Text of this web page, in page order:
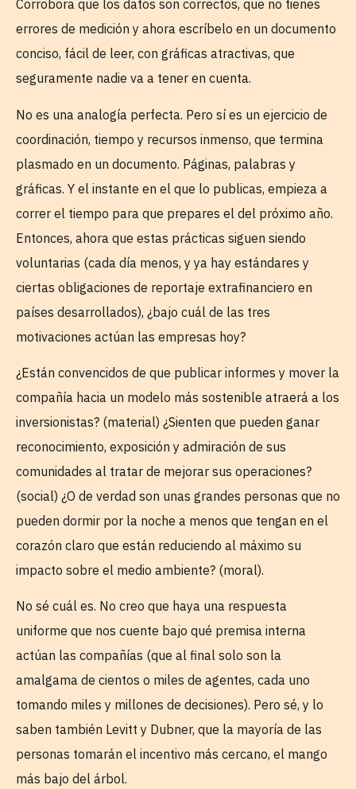
Corrobora que los datos son correctos, que no tienes
errores de medición y ahora escríbelo en un documento
conciso, fácil de leer, con gráficas atractivas, que
seguramente nadie va a tener en cuenta.
No es una analogía perfecta. Pero sí es un ejercicio de
coordinación, tiempo y recursos inmenso, que termina
plasmado en un documento. Páginas, palabras y
gráficas. Y el instante en el que lo publicas, empieza a
correr el tiempo para que prepares el del próximo año.
Entonces, ahora que estas prácticas siguen siendo
voluntarias (cada día menos, y ya hay estándares y
ciertas obligaciones de reportaje extrafinanciero en
países desarrollados), ¿bajo cuál de las tres
motivaciones actúan las empresas hoy?
¿Están convencidos de que publicar informes y mover la
compañía hacia un modelo más sostenible atraerá a los
inversionistas? (material) ¿Sienten que pueden ganar
reconocimiento, exposición y admiración de sus
comunidades al tratar de mejorar sus operaciones?
(social) ¿O de verdad son unas grandes personas que no
pueden dormir por la noche a menos que tengan en el
corazón claro que están reduciendo al máximo su
impacto sobre el medio ambiente? (moral).
No sé cuál es. No creo que haya una respuesta
uniforme que nos cuente bajo qué premisa interna
actúan las compañías (que al final solo son la
amalgama de cientos o miles de agentes, cada uno
tomando miles y millones de decisiones). Pero sé, y lo
saben también Levitt y Dubner, que la mayoría de las
personas tomarán el incentivo más cercano, el mango
más bajo del árbol.